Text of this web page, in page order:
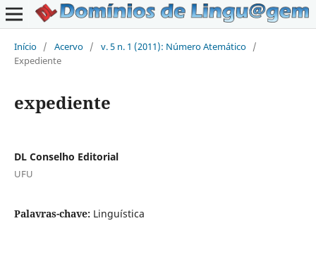
Início / Acervo / v. 5 n. 1 (2011): Número Atemático /
Expediente
expediente
DL Conselho Editorial
UFU
Palavras-chave: Linguística